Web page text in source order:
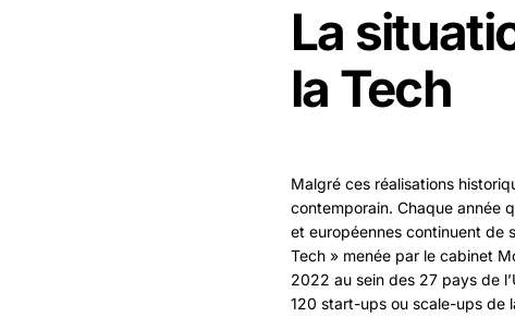
La
la Tech
Malgré ces réalisations
contemporain. Chaque année
et européennes continuent de
Tech » menée par le cabinet
2022 au sein des 27 pays de
120 start-ups ou scale-ups de